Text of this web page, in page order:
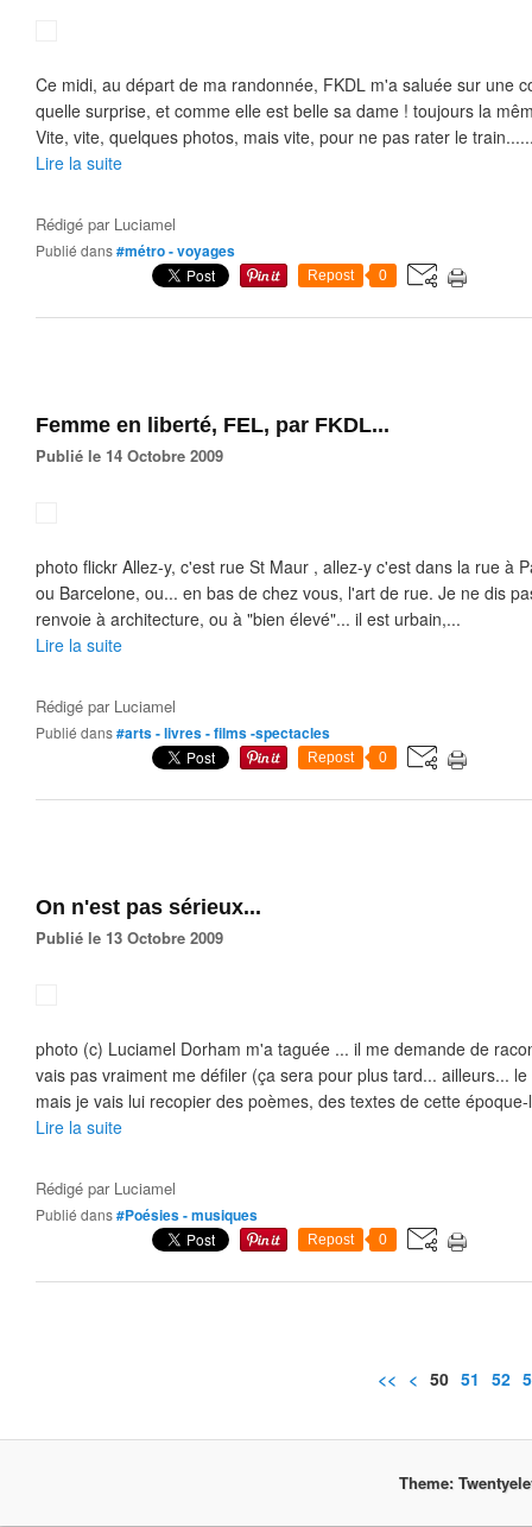
Ce midi, au départ de ma randonnée, FKDL m'a saluée sur une
quelle surprise, et comme elle est belle sa dame ! toujours la
Vite, vite, quelques photos, mais vite, pour ne pas rater le
Lire la suite
Rédigé par Luciamel
Publié dans#métro - voyages
Repost 0
Femme en liberté, FEL, par FKDL...
Publié le 14 Octobre 2009
photo flickr Allez-y, c'est rue St Maur , allez-y c'est dans la rue à
ou Barcelone, ou... en bas de chez vous, l'art de rue. Je ne dis
renvoie à architecture, ou à "bien élevé"... il est urbain,...
Lire la suite
Rédigé par Luciamel
Publié dans#arts - livres - films -spectacles
Repost 0
On n'est pas sérieux...
Publié le 13 Octobre 2009
photo (c) Luciamel Dorham m'a taguée ... il me demande de
vais pas vraiment me défiler (ça sera pour plus tard... ailleurs...
mais je vais lui recopier des poèmes, des textes de cette
Lire la suite
Rédigé par Luciamel
Publié dans#Poésies - musiques
Repost 0
<< < 10
20
30
40
50 51 52
Theme: